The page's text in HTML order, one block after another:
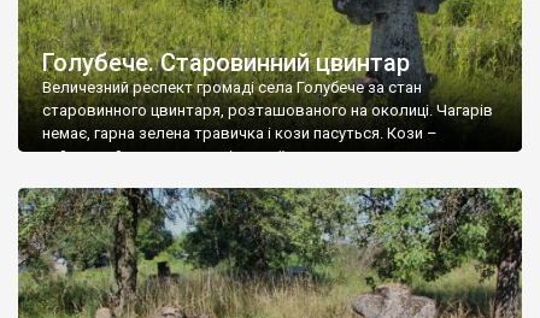
Голубече. Старовинний цвинтар
Величезний респект громаді села Голубече за стан
старовинного цвинтаря, розташованого на околиці. Чагарів
немає, гарна зелена травичка і кози пасуться. Кози –
найкращий регулятор шкідливої, для старих кладовищ,
бруньками, кози ті бруньки обгризають, бо то улюблений
делікатес. На цвинтарі у Голубечому ціла колекція
різноманітних форм хрестів. Село відносно невелике, […]